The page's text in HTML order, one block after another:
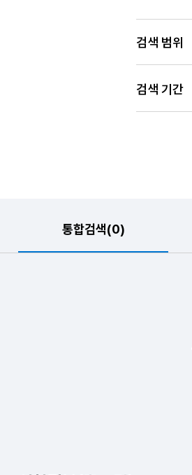
검색 범위
검색 기간
통합검색(0)